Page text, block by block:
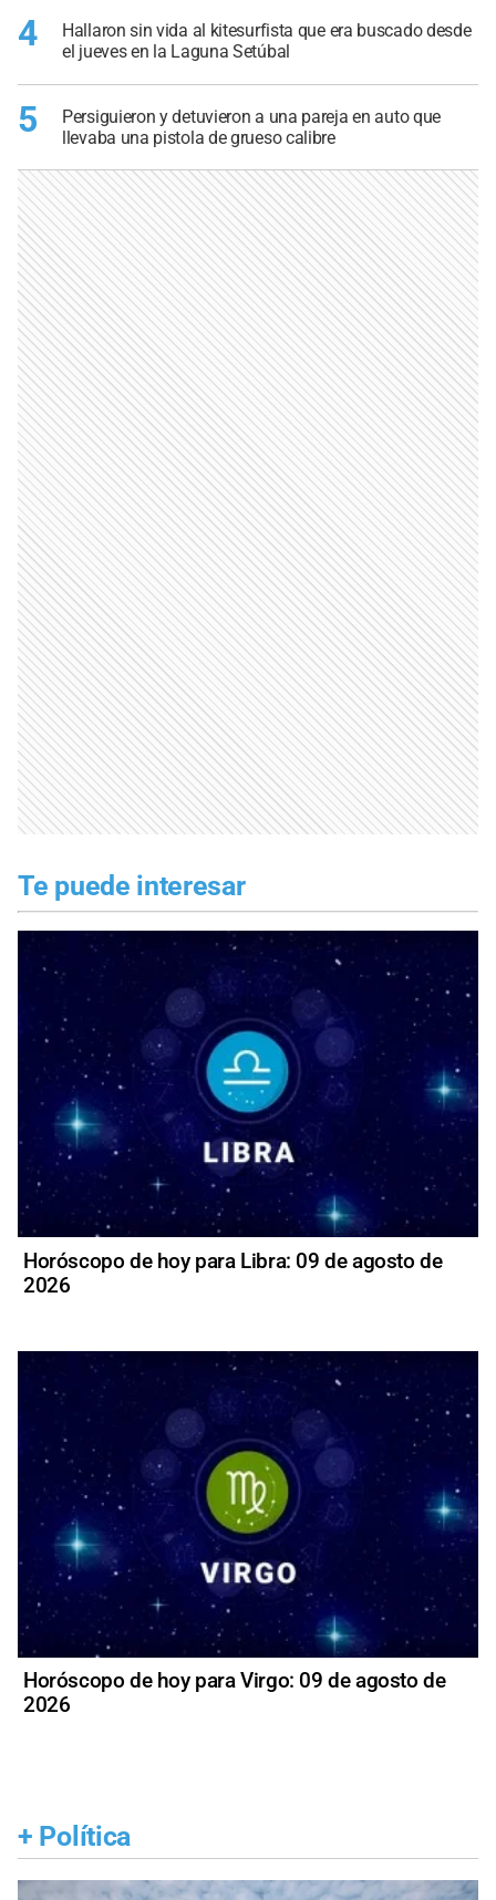
4
Hallaron sin vida al kitesurfista que era buscado desde
el jueves en la Laguna Setúbal
5
Persiguieron y detuvieron a una pareja en auto que
llevaba una pistola de grueso calibre
Te puede interesar
Horóscopo de hoy para Libra: 09 de agosto de
2026
Horóscopo de hoy para Virgo: 09 de agosto de
2026
+ Política